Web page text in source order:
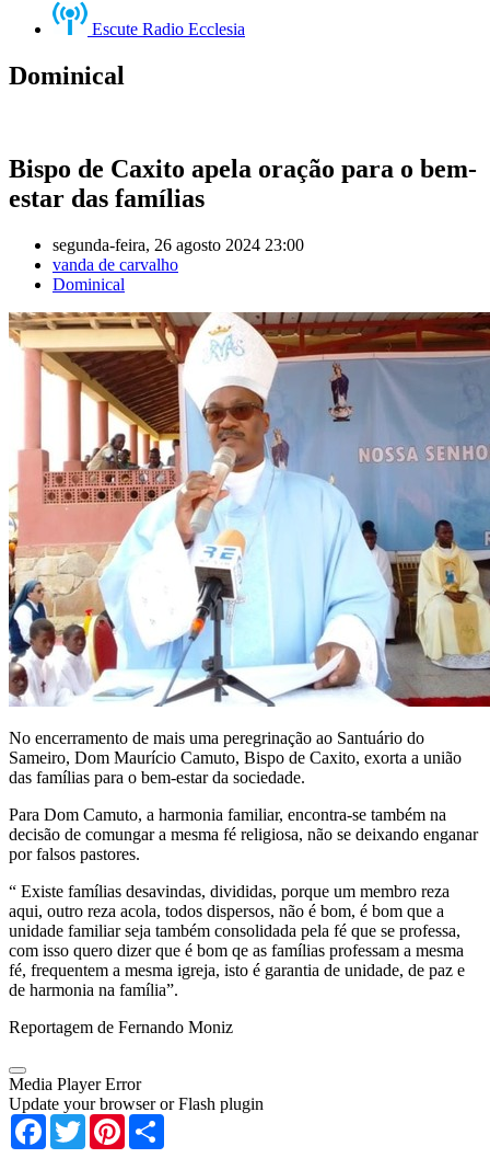
Escute Radio Ecclesia
Dominical
Bispo de Caxito apela oração para o bem-
estar das famílias
segunda-feira, 26 agosto 2024 23:00
vanda de carvalho
Dominical
No encerramento de mais uma peregrinação ao Santuário do
Sameiro, Dom Maurício Camuto, Bispo de Caxito, exorta a união
das famílias para o bem-estar da sociedade.
Para Dom Camuto, a harmonia familiar, encontra-se também na
decisão de comungar a mesma fé religiosa, não se deixando enganar
por falsos pastores.
“ Existe famílias desavindas, divididas, porque um membro reza
aqui, outro reza acola, todos dispersos, não é bom, é bom que a
unidade familiar seja também consolidada pela fé que se professa,
com isso quero dizer que é bom qe as famílias professam a mesma
fé, frequentem a mesma igreja, isto é garantia de unidade, de paz e
de harmonia na família”.
Reportagem de Fernando Moniz
Media Player Error
Update your browser or Flash plugin
Facebook
TwitterPinterest